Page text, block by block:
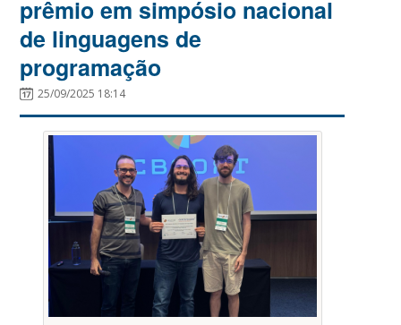
prêmio em simpósio nacional
de linguagens de
programação
25/09/2025 18:14